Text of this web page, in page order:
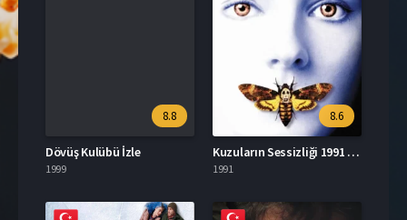
8.8
Dövüş Kulübü İzle
1999
8.6
Kuzuların Sessizliği 1991 Filmi İzle
1991